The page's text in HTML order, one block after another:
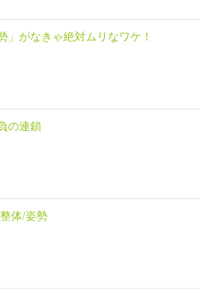
」がなきゃ絶対ムリなワケ！
の連鎖
体/姿勢